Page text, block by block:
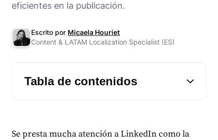
eficientes en la publicación.
Escrito por Micaela Houriet
Content & LATAM Localization Specialist (ES)
Tabla de contenidos
Se presta mucha atención a LinkedIn como la